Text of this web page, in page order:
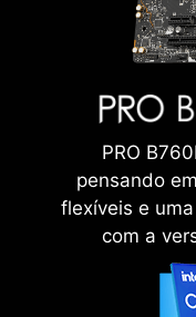
PRO
pensando
flexíveis e
com a